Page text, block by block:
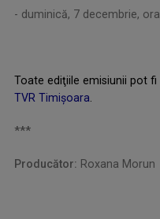
- duminică, 7 decembrie, ora
Toate ediţiile emisiunii pot
TVR Timișoara
***
Producător: Roxana Morun